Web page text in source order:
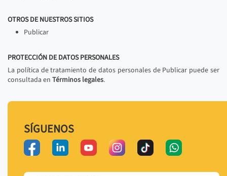
OTROS DE NUESTROS SITIOS
Publicar
PROTECCIÓN DE DATOS PERSONALES
La política de tratamiento de datos personales de Publicar puede ser
consultada en Términos legales.
SÍGUENOS